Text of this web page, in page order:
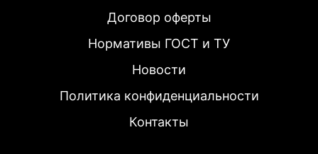
Договор оферты
Нормативы ГОСТ и ТУ
Новости
Политика конфиденциальности
Контакты